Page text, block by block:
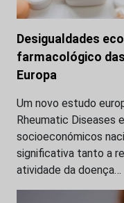
Desigualdades
farmacológico
Europa
Um novo estudo
Rheumatic Diseases
socioeconómicos
significativa tanto a
atividade da doença…